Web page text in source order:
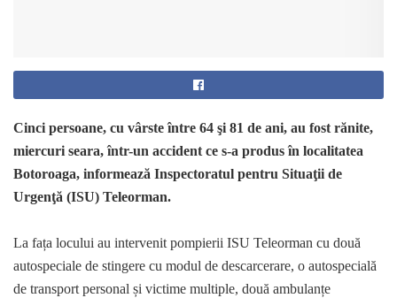
Cinci persoane, cu vârste între 64 şi 81 de ani, au fost rănite,
miercuri seara, într-un accident ce s-a produs în localitatea
Botoroaga, informează Inspectoratul pentru Situaţii de
Urgenţă (ISU) Teleorman.
La fața locului au intervenit pompierii ISU Teleorman cu două
autospeciale de stingere cu modul de descarcerare, o autospecială
de transport personal și victime multiple, două ambulanțe